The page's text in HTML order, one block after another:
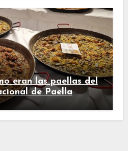
eran las paellas del
de Paella
2024